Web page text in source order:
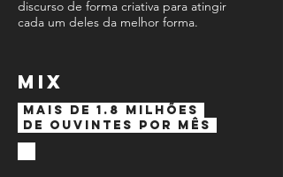
discurso de forma criativa para atingir
cada um deles da melhor forma.
mix
Mais de 1.8 milhões
de ouvintes por mês